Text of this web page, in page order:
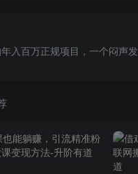
入百万正规项目，一个闷声